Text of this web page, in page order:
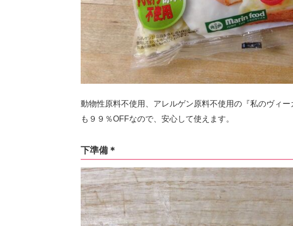
動物性原料不使用、アレルゲン原料不使用の『私のヴィ
も９９％OFFなので、安心して使えます。
下準備＊